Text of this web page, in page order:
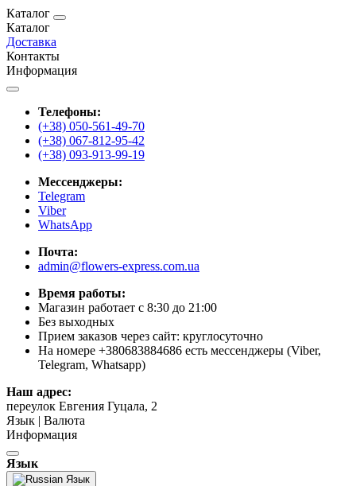
Каталог
Каталог
Доставка
Контакты
Информация
Телефоны:
(+38) 050-561-49-70
(+38) 067-812-95-42
(+38) 093-913-99-19
Мессенджеры:
Telegram
Viber
WhatsApp
Почта:
admin@flowers-express.com.ua
Время работы:
Магазин работает с 8:30 до 21:00
Без выходных
Прием заказов через сайт: круглосуточно
На номере +380683884686 есть мессенджеры (Viber,
Telegram, Whatsapp)
Наш адрес:
переулок Евгения Гуцала, 2
Язык | Валюта
Информация
Язык
Язык